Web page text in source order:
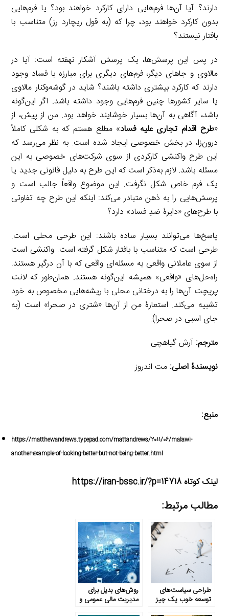
دارند؟ آیا آن‌ها فرم‌هایی دارای کارکرد خواهند بود؟ یا فرم‌هایی
بدون کارکرد خواهند بود، چرا که (به قول ریچارد رز) متناسب با
بافتار نیستند؟
در پس این پرسش‌ها، یک پرسش آشکار نهفته است: آیا در
مالاوی و جاهای دیگر، فرم‌های دیگری برای مبارزه با فساد وجود
دارند که کارکرد بیشتری داشته باشند؟ شاید در گوشه‌وکنار مالاوی
یا سایر کشورها چنین فرم‌هایی وجود داشته باشد. اگر این‌گونه
باشد، آگاهی به آن‌ها بسیار خوشایند خواهد بود. من از پیش، از
«طرح اقدام تجاری علیه فساد» مطلع هستم که به شکلی کاملاً
درون‌زا، در بخش خصوصی ایجاد شده است. به نظر می‌رسد که
این طرح واکنشی کارکردی از سوی شرکت‌های خصوصی به این
مسئله باشد. لازم به‌ذکر است که این طرح به دلیل قانونی جدید یا
یک فرم خاص شکل نگرفت. این موضوع واقعاً جالب است و
پرسش‌هایی را به ذهن متبادر می‌کند: اینکه این طرح چه تفاوتی
با طرح‌های «دایرۀ ضدِ فساد» دارد؟
پاسخ‌ها می‌توانند بسیار ساده باشند: این طرحی محلی است.
طرحی است که متناسب با بافتار شکل گرفته است. واکنشی است
از سوی عاملانی واقعی به مسئله‌ای واقعی که با آن درگیر هستند.
راه‌حل‌های «واقعی» همیشه این‌گونه هستند. همان‌طور کهلانت
پریچت آن‌ها را به درختانی محلی با ریشه‌هایی مخصوص به خود
تشبیه می‌کند. استعارۀ من از آن‌ها «شتری در صحرا» است (به
جای اسبی در صحرا).
مترجم: آرش گیاهچی
نویسندۀ اصلی: مت اندروز
منبع:
https://matthewandrews.typepad.com/mattandrews/2011/06/malawi-
another-example-of-looking-better-but-not-being-better.html
لینک کوتاه https://iran-bssc.ir/?p=14718
مطالب مرتبط:
طراحی سیاست‌های
توسعه خوب یک چیز
روش‌های بدیل برای
مدیریت مالی عمومی و